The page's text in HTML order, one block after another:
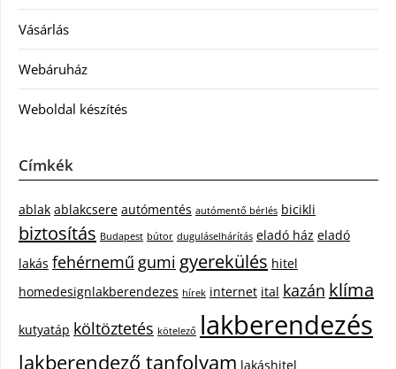
Vásárlás
Webáruház
Weboldal készítés
Címkék
ablak ablakcsere autómentés autómentő bérlés bicikli
biztosítás Budapest bútor duguláselhárítás eladó ház eladó
lakás fehérnemű gumi gyerekülés hitel
homedesignlakberendezes hírek internet ital kazán klíma
kutyatáp költöztetés kötelező lakberendezés
lakberendező tanfolyam lakáshitel